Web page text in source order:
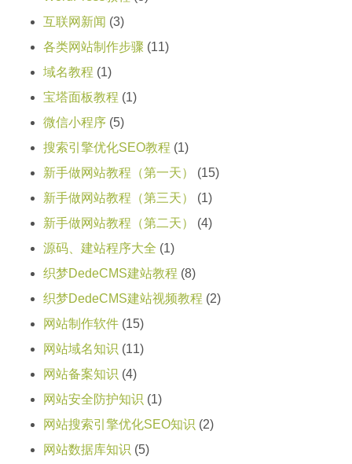
互联网新闻 (3)
各类网站制作步骤 (11)
域名教程 (1)
宝塔面板教程 (1)
微信小程序 (5)
搜索引擎优化SEO教程 (1)
新手做网站教程（第一天）
(15)
新手做网站教程（第三天）
(1)
新手做网站教程（第二天）
(4)
源码、建站程序大全 (1)
织梦DedeCMS建站教程 (8)
织梦DedeCMS建站视频教程 (2)
网站制作软件 (15)
网站域名知识 (11)
网站备案知识 (4)
网站安全防护知识 (1)
网站搜索引擎优化SEO知识 (2)
网站数据库知识 (5)